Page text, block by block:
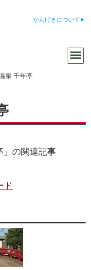
かんげきについて
泉 千年亭
」の関連記事
ド